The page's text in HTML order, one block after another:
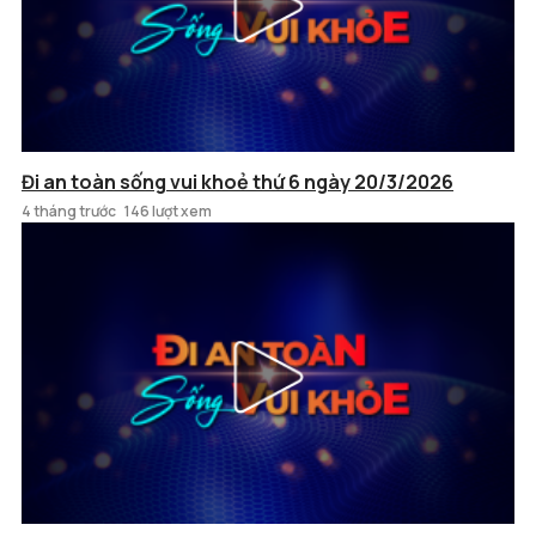
Đi an toàn sống vui khoẻ thứ 6 ngày 20/3/2026
4 tháng trước 146 lượt xem